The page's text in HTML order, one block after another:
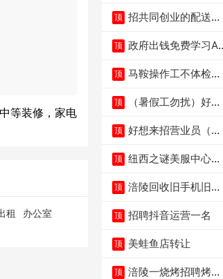
等装修，家电
租
办公室
顶 招共同创业的配送伙
顶 政府出钱免费学习AI
顶 马鞍操作工不体检男
顶
（暑假工勿扰）好想
顶 好想来招营业员（不
顶 纽西之谜美服中心招
顶 涪陵回收旧手机旧电
顶 招聘抖音运营一名
顶 美蛙鱼店转让
顶 涪陵一烧烤招聘烤工